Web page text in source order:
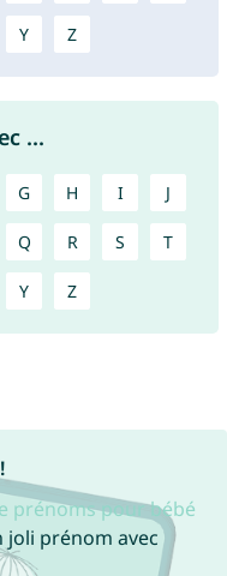
Y Z
...
G H I J
Q R S T
Y Z
prénoms pour bébé
prénom avec